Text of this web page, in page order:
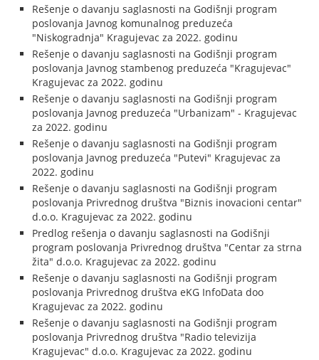
Rešenje o davanju saglasnosti na Godišnji program
poslovanja Javnog komunalnog preduzeća
"Niskogradnja" Kragujevac za 2022. godinu
Rešenje o davanju saglasnosti na Godišnji program
poslovanja Javnog stambenog preduzeća "Kragujevac"
Kragujevac za 2022. godinu
Rešenje o davanju saglasnosti na Godišnji program
poslovanja Javnog preduzeća "Urbanizam" - Kragujevac
za 2022. godinu
Rešenje o davanju saglasnosti na Godišnji program
poslovanja Javnog preduzeća "Putevi" Kragujevac za
2022. godinu
Rešenje o davanju saglasnosti na Godišnji program
poslovanja Privrednog društva "Biznis inovacioni centar"
d.o.o. Kragujevac za 2022. godinu
Predlog rešenja o davanju saglasnosti na Godišnji
program poslovanja Privrednog društva "Centar za strna
žita" d.o.o. Kragujevac za 2022. godinu
Rešenje o davanju saglasnosti na Godišnji program
poslovanja Privrednog društva eKG InfoData doo
Kragujevac za 2022. godinu
Rešenje o davanju saglasnosti na Godišnji program
poslovanja Privrednog društva "Radio televizija
Kragujevac" d.o.o. Kragujevac za 2022. godinu